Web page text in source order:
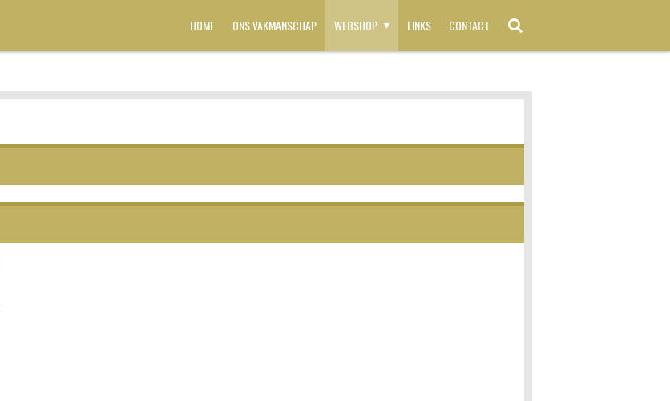
HOME ONS VAKMANSCHAP WEBSHOP LINKS CONTACT